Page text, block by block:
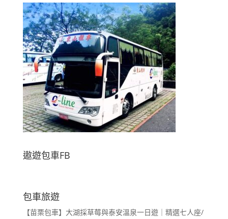
遨遊包車FB
包車旅遊
【苗栗包車】大湖採草莓與泰安溫泉一日遊｜精選七人座/